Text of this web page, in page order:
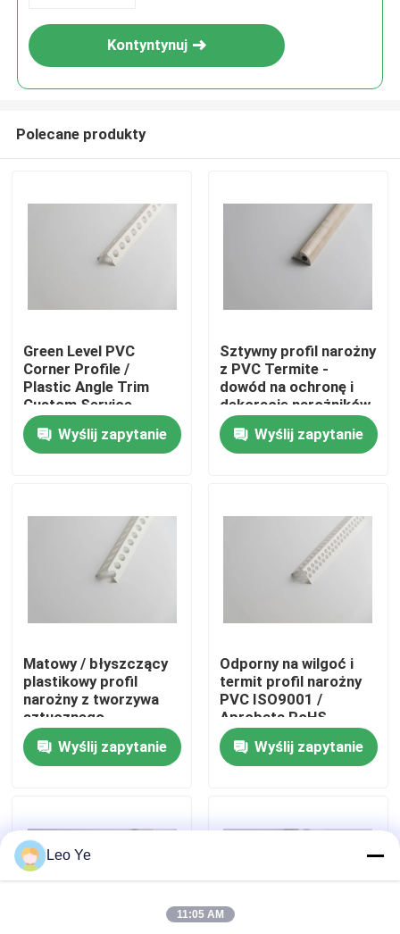
Do domu
Kontrola jakości
Skontaktuj się z nami
Poproś o wycenę
Profile wytłaczane z PVC
Kontyntynuj
Polecane produkty
Green Level PVC
Corner Profile /
Plastic Angle Trim
Custom Service
Akceptowalne
Wyślij zapytanie
Sztywny profil narożny
z PVC Termite -
dowód na ochronę i
dekorację narożników
Wyślij zapytanie
Matowy / błyszczący
plastikowy profil
narożny z tworzywa
sztucznego,
niestandardowe
sztywne narożne
wykończenie z PVC
Wyślij zapytanie
Odporny na wilgoć i
termit profil narożny
PVC ISO9001 /
Aprobata RoHS
Wyślij zapytanie
Leo Ye
11:05 AM